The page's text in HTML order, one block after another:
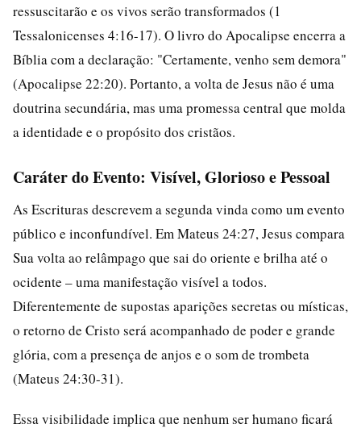
ressuscitarão e os vivos serão transformados (1
Tessalonicenses 4:16-17). O livro do Apocalipse encerra a
Bíblia com a declaração: "Certamente, venho sem demora"
(Apocalipse 22:20). Portanto, a volta de Jesus não é uma
doutrina secundária, mas uma promessa central que molda
a identidade e o propósito dos cristãos.
Caráter do Evento: Visível, Glorioso e Pessoal
As Escrituras descrevem a segunda vinda como um evento
público e inconfundível. Em Mateus 24:27, Jesus compara
Sua volta ao relâmpago que sai do oriente e brilha até o
ocidente – uma manifestação visível a todos.
Diferentemente de supostas aparições secretas ou místicas,
o retorno de Cristo será acompanhado de poder e grande
glória, com a presença de anjos e o som de trombeta
(Mateus 24:30-31).
Essa visibilidade implica que nenhum ser humano ficará